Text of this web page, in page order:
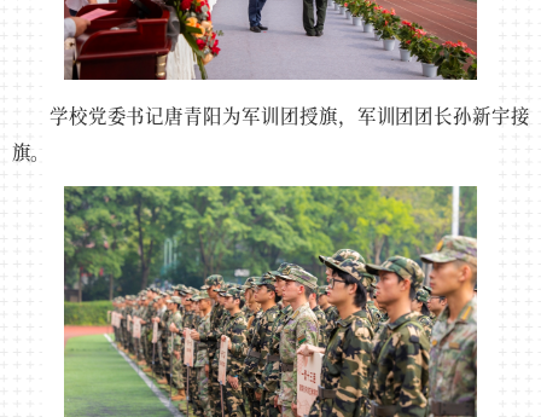
学校党委书记唐青阳为军训团授旗，军训团团长孙新宇接
旗。